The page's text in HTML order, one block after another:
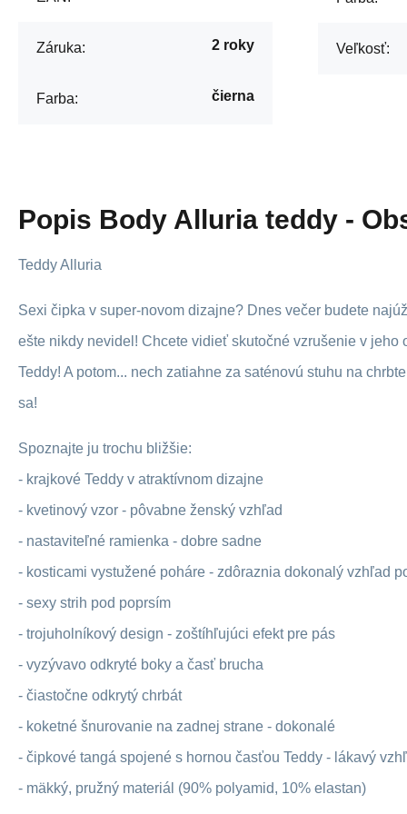
Záruka: 2 roky
Farba: čierna
Veľkosť:
Popis Body Alluria teddy -
Teddy Alluria
Sexi čipka v super-novom dizajne? Dnes večer budete
ešte nikdy nevidel! Chcete vidieť skutočné vzrušenie v jeho
Teddy! A potom... nech zatiahne za saténovú stuhu na
sa!
Spoznajte ju trochu bližšie:
- krajkové Teddy v atraktívnom dizajne
- kvetinový vzor - pôvabne ženský vzhľad
- nastaviteľné ramienka - dobre sadne
- kosticami vystužené poháre - zdôraznia dokonalý vzhľad
- sexy strih pod poprsím
- trojuholníkový design - zoštíhľujúci efekt pre pás
- vyzývavo odkryté boky a časť brucha
- čiastočne odkrytý chrbát
- koketné šnurovanie na zadnej strane - dokonalé
- čipkové tangá spojené s hornou časťou Teddy - lákavý
- mäkký, pružný materiál (90% polyamid, 10% elastan)